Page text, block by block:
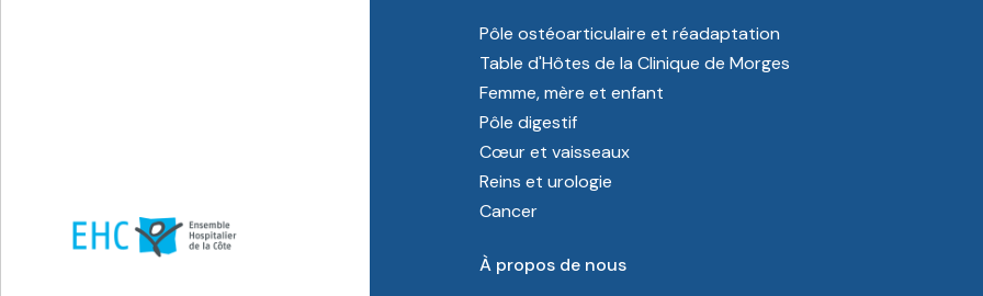
Pôle ostéoarticulaire et réadaptation
Table d'Hôtes de la Clinique de Morges
Femme, mère et enfant
Pôle digestif
Cœur et vaisseaux
Reins et urologie
Cancer
À propos de nous